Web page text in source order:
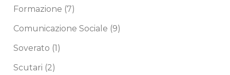
Formazione (7)
Comunicazione Sociale (9)
Soverato (1)
Scutari (2)